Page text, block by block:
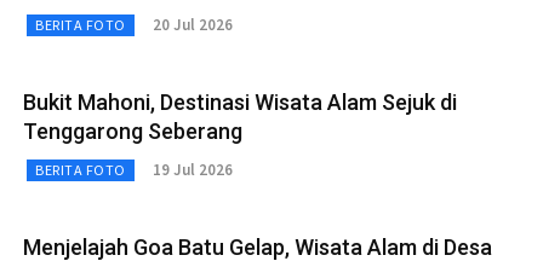
BERITA FOTO 20 Jul 2026
Bukit Mahoni, Destinasi Wisata Alam Sejuk di
Tenggarong Seberang
BERITA FOTO 19 Jul 2026
Menjelajah Goa Batu Gelap, Wisata Alam di Desa